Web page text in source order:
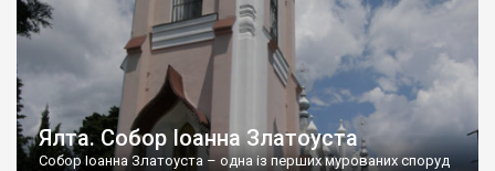
Ялта. Собор Іоанна Златоуста
Собор Іоанна Златоуста – одна із перших мурованих споруд